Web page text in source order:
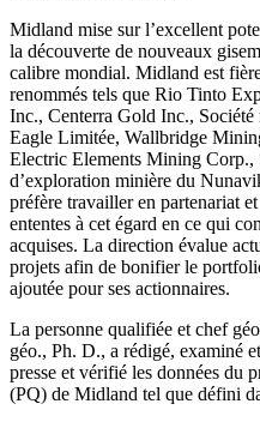
Midland mise sur l’excellent
la découverte de nouveaux
calibre mondial. Midland est
renommés tels que Rio Tinto
Inc., Centerra Gold Inc.,
Eagle Limitée, Wallbridge
Electric Elements Mining
d’exploration minière du
préfère travailler en partenariat
ententes à cet égard en ce qui
acquises. La direction évalue
projets afin de bonifier le
ajoutée pour ses actionnaires.
La personne qualifiée et chef
géo., Ph. D., a rédigé, examiné
presse et vérifié les données du
(PQ) de Midland tel que défini